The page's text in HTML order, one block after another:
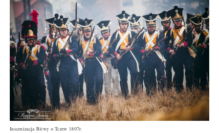
Inscenizacja Bitwy o Tczew 1807r.